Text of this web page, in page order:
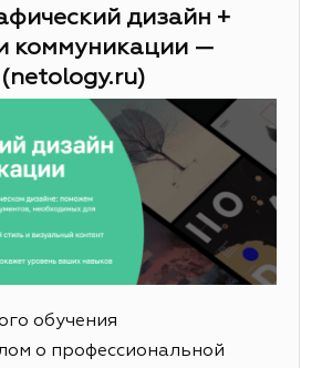
дизайн +
коммуникации —
обучения
о профессиональной